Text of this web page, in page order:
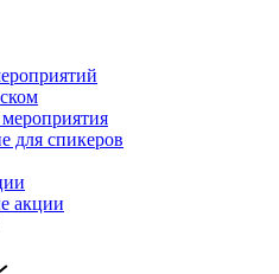
для спикеров
акции